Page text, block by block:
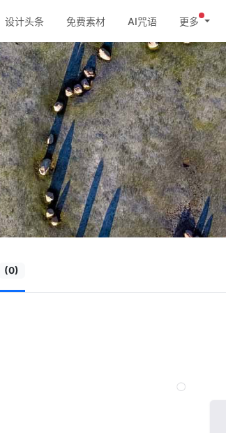
设计头条 免费素材 AI咒语
更多
(0)